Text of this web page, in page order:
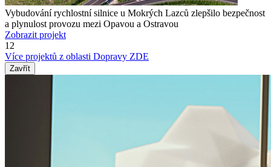
Vybudování rychlostní silnice u Mokrých Lazců zlepšilo bezpečnost
a plynulost provozu mezi Opavou a Ostravou
Zobrazit projekt
12
Více projektů z oblasti Dopravy ZDE
Zavřít